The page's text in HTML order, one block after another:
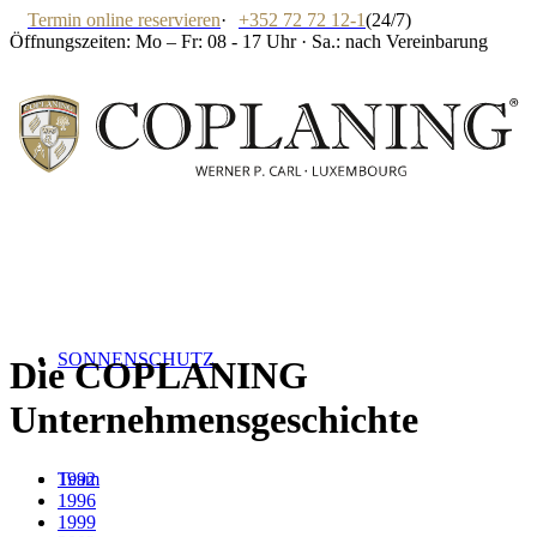
Termin online reservieren· +352 72 72 12-1(24/7)
Öffnungszeiten: Mo – Fr: 08 - 17 Uhr · Sa.: nach Vereinbarung
SONNENSCHUTZ
Team
Die COPLANING
Unternehmensgeschichte
1992
1996
1999